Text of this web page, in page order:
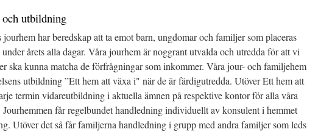
utbildning
jourhem har beredskap att ta emot barn, ungdomar och familjer som placeras
årets alla dagar. Våra jourhem är noggrant utvalda och utredda för att vi
ska kunna matcha de förfrågningar som inkommer. Våra jour- och familjehem
utbildning ”Ett hem att växa i" när de är färdigutredda. Utöver Ett hem att
termin vidareutbildning i aktuella ämnen på respektive kontor för alla våra
får regelbundet handledning individuellt av konsulent i hemmet
Utöver det så får familjerna handledning i grupp med andra familjer som leds